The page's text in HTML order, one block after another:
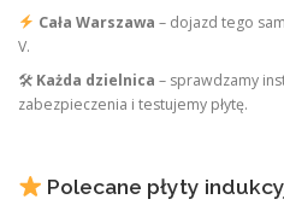
Cała Warszawa – dojazd tego
V.
🛠 Każda dzielnica – sprawdzamy
zabezpieczenia i testujemy płytę.
Polecane płyty